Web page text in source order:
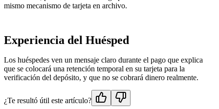
mismo mecanismo de tarjeta en archivo.
Experiencia del Huésped
Los huéspedes ven un mensaje claro durante el pago que explica
que se colocará una retención temporal en su tarjeta para la
verificación del depósito, y que no se cobrará dinero realmente.
¿Te resultó útil este artículo?